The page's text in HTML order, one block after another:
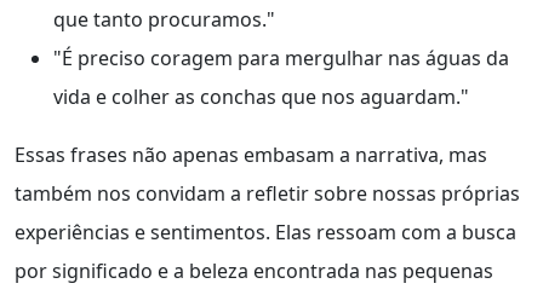
que tanto procuramos."
"É preciso coragem para mergulhar nas águas da
vida e colher as conchas que nos aguardam."
Essas frases não apenas embasam a narrativa, mas
também nos convidam a refletir sobre nossas próprias
experiências e sentimentos. Elas ressoam com a busca
por significado e a beleza encontrada nas pequenas